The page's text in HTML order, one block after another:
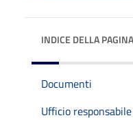
INDICE DELLA PAGINA
Documenti
Ufficio